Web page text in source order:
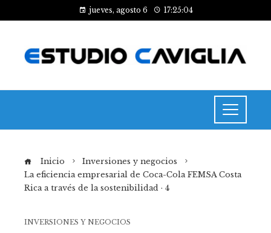
jueves, agosto 6 17:25:05
Inicio
Inversiones y negocios
La eficiencia empresarial de Coca-Cola FEMSA Costa
Rica a través de la sostenibilidad · 4
INVERSIONES Y NEGOCIOS